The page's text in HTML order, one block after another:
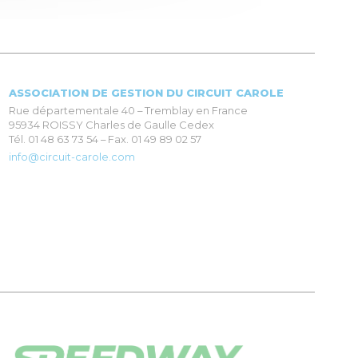
ASSOCIATION DE GESTION DU CIRCUIT CAROLE
Rue départementale 40 – Tremblay en France
95934 ROISSY Charles de Gaulle Cedex
Tél. 01 48 63 73 54 – Fax. 01 49 89 02 57
info@circuit-carole.com